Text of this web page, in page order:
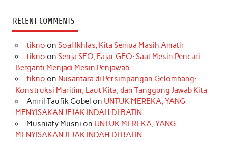
c
e
b
o
k
s
t
a
r
a
m
k
T
o
k
t
e
r
e
s
t
k
e
d
I
n
t
t
r
T
u
e
RECENT COMMENTS
tikno on Soal Ikhlas, Kita Semua Masih Amatir
tikno on Senja SEO, Fajar GEO: Saat Mesin Pencari
Berganti Menjadi Mesin Penjawab
tikno on Nusantara di Persimpangan Gelombang:
Konstruksi Maritim, Laut Kita, dan Tanggung Jawab Kita
Amril Taufik Gobel on UNTUK MEREKA, YANG
MENYISAKAN JEJAK INDAH DI BATIN
Musniaty Musni on UNTUK MEREKA, YANG
MENYISAKAN JEJAK INDAH DI BATIN